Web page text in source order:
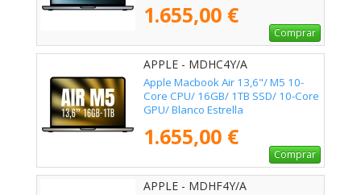
1.655,00 €
Comprar
APPLE - MDHC4Y/A
Apple Macbook Air 13,6"/ M5 10-
Core CPU/ 16GB/ 1TB SSD/ 10-Core
GPU/ Blanco Estrella
1.655,00 €
Comprar
APPLE - MDHF4Y/A